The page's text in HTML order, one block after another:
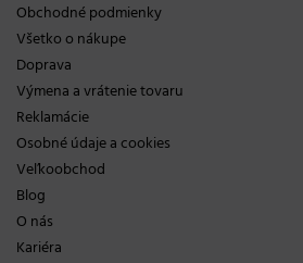
Obchodné podmienky
Všetko o nákupe
Doprava
Výmena a vrátenie tovaru
Reklamácie
Osobné údaje a cookies
Veľkoobchod
Blog
O nás
Kariéra